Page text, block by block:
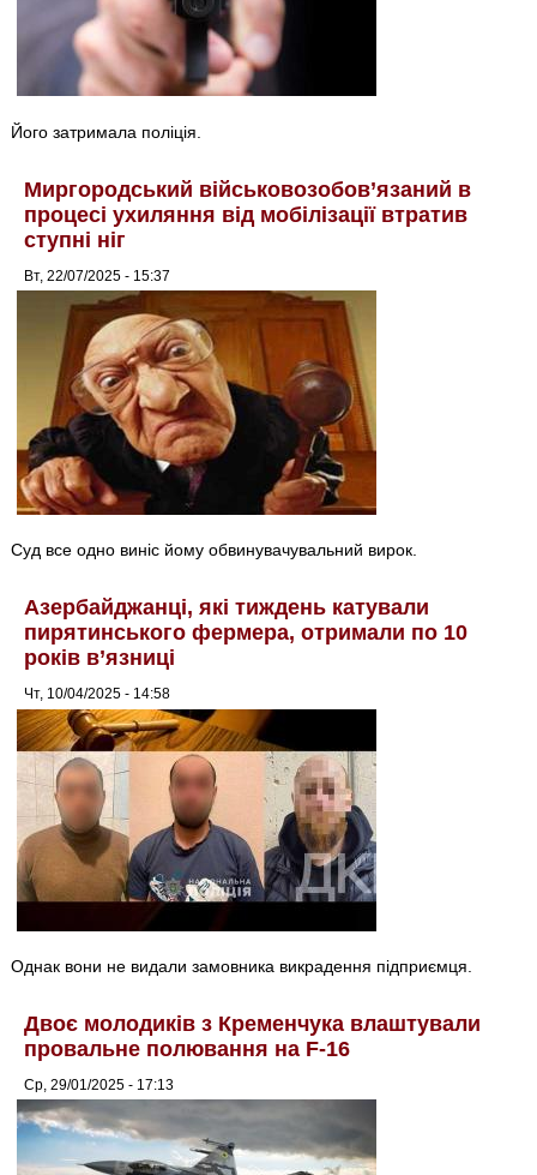
Його затримала поліція.
Миргородський військовозобов’язаний в
процесі ухиляння від мобілізації втратив
ступні ніг
Вт, 22/07/2025 - 15:37
Суд все одно виніс йому обвинувачувальний вирок.
Азербайджанці, які тиждень катували
пирятинського фермера, отримали по 10
років в’язниці
Чт, 10/04/2025 - 14:58
Однак вони не видали замовника викрадення підприємця.
Двоє молодиків з Кременчука влаштували
провальне полювання на F-16
Ср, 29/01/2025 - 17:13